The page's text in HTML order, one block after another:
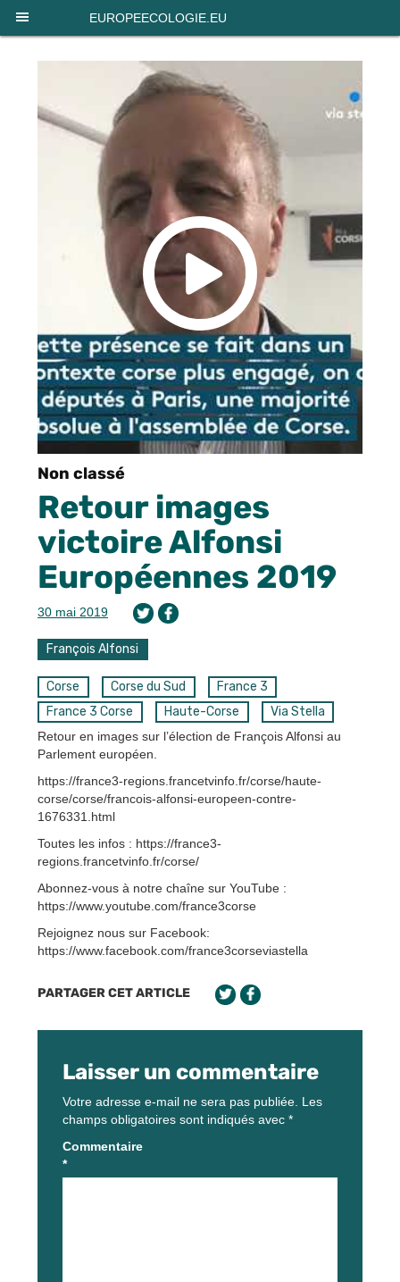
EUROPEECOLOGIE.EU
Non classé
Retour images
victoire Alfonsi
Européennes 2019
30 mai 2019
François Alfonsi
Corse Corse du Sud
France 3
France 3 Corse
Haute-Corse Via Stella
Retour en images sur l’élection de François Alfonsi au
Parlement européen.
https://france3-regions.francetvinfo.fr/corse/haute-
corse/corse/francois-alfonsi-europeen-contre-
1676331.html
Toutes les infos : https://france3-
regions.francetvinfo.fr/corse/
Abonnez-vous à notre chaîne sur YouTube :
https://www.youtube.com/france3corse
Rejoignez nous sur Facebook:
https://www.facebook.com/france3corseviastella
PARTAGER CET ARTICLE
Laisser un commentaire
Votre adresse e-mail ne sera pas publiée. Les
champs obligatoires sont indiqués avec *
Commentaire
*